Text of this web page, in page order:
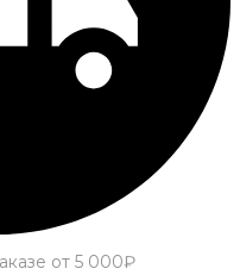
от 5 000₽